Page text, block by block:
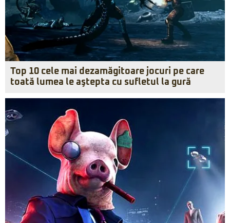
Top 10 cele mai dezamăgitoare jocuri pe care
toată lumea le aştepta cu sufletul la gură